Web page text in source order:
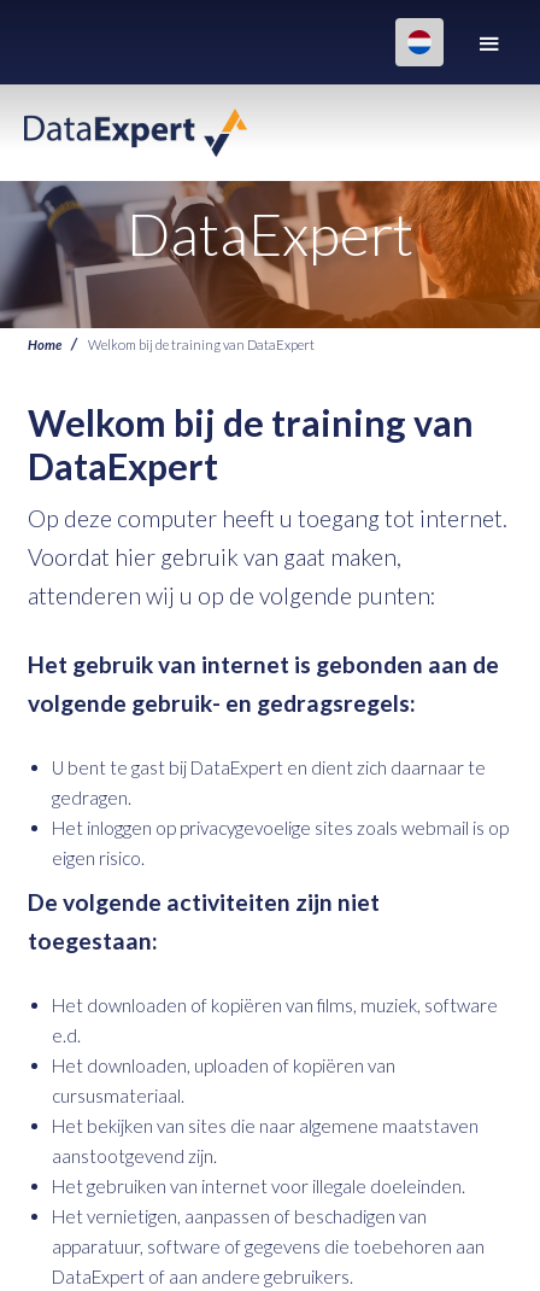
DataExpert
Home Welkom bij de training van DataExpert
Welkom bij de training van
DataExpert
Op deze computer heeft u toegang tot internet.
Voordat hier gebruik van gaat maken,
attenderen wij u op de volgende punten:
Het gebruik van internet is gebonden aan de
volgende gebruik- en gedragsregels:
U bent te gast bij DataExpert en dient zich daarnaar te
gedragen.
Het inloggen op privacygevoelige sites zoals webmail is op
eigen risico.
De volgende activiteiten zijn niet
toegestaan:
Het downloaden of kopiëren van films, muziek, software
e.d.
Het downloaden, uploaden of kopiëren van
cursusmateriaal.
Het bekijken van sites die naar algemene maatstaven
aanstootgevend zijn.
Het gebruiken van internet voor illegale doeleinden.
Het vernietigen, aanpassen of beschadigen van
apparatuur, software of gegevens die toebehoren aan
DataExpert of aan andere gebruikers.